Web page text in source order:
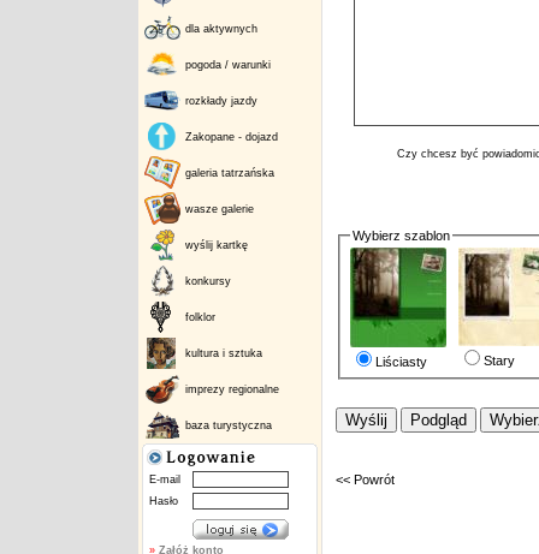
dla aktywnych
pogoda / warunki
rozkłady jazdy
Zakopane - dojazd
galeria tatrzańska
wasze galerie
wyślij kartkę
konkursy
folklor
kultura i sztuka
imprezy regionalne
baza turystyczna
E-mail
Hasło
» Załóż konto
Czy chcesz być
Wybierz szablon
Liściasty Stary
<< Powrót